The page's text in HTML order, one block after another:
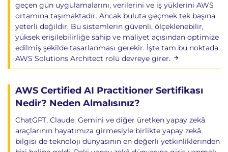
Ağ Güvenliği
Network access controls
VPC entegrasyonu
Veri koruma mekanizmaları
Güvenli dağıtım süreçleri
Pipeline güvenliği
Güvenlik kontrolleri
MLOps ve Otomasyon
geçen gün uygulamalarını, verilerini ve iş yüklerini AWS
ortamına taşımaktadır. Ancak buluta geçmek tek başına
yeterli değildir. Bu sistemlerin güvenli, ölçeklenebilir,
yüksek erişilebilirliğe sahip ve maliyet açısından optimize
edilmiş şekilde tasarlanması gerekir. İşte tam bu noktada
AWS Solutions Architect rolü devreye girer.
AWS Certified AI Practitioner Sertifikası
Nedir? Neden Almalısınız?
ChatGPT, Claude, Gemini ve diğer üretken yapay zekâ
araçlarının hayatımıza girmesiyle birlikte yapay zekâ
bilgisi de teknoloji dünyasının en değerli yetkinliklerinden